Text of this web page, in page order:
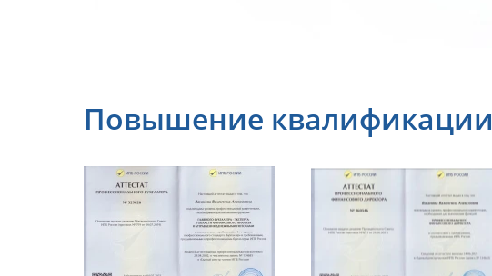
Пoвышение квалификации